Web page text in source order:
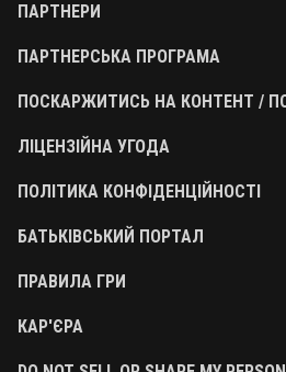
ПАРТНЕРИ
ПАРТНЕРСЬКА ПРОГРАМА
ПОСКАРЖИТИСЬ НА КОНТЕНТ /
ЛІЦЕНЗІЙНА УГОДА
ПОЛІТИКА КОНФІДЕНЦІЙНОСТІ
БАТЬКІВСЬКИЙ ПОРТАЛ
ПРАВИЛА ГРИ
КАР'ЄРА